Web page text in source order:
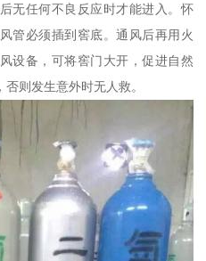
无任何不良反应时才能进入。怀
管必须插到窖底。通风后再用火
设备，可将窖门大开，促进自然
则发生意外时无人救。